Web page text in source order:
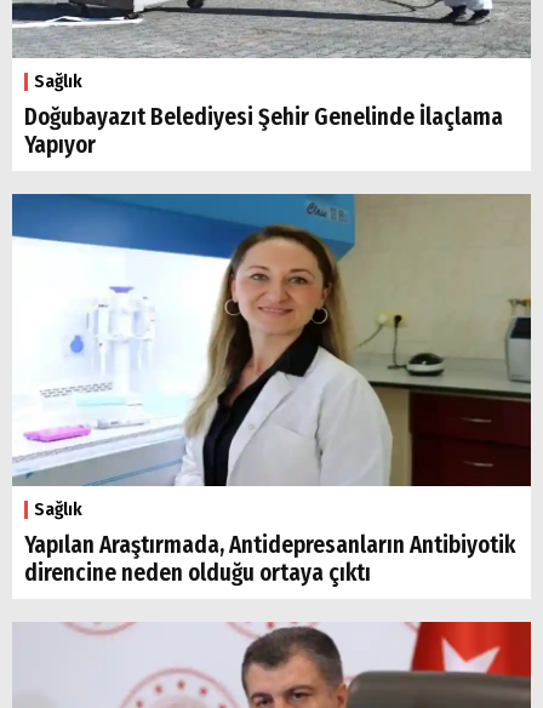
Sağlık
Doğubayazıt Belediyesi Şehir Genelinde İlaçlama
Yapıyor
Sağlık
Yapılan Araştırmada, Antidepresanların Antibiyotik
direncine neden olduğu ortaya çıktı
Arama
Aramalar:
Doğubayazıt